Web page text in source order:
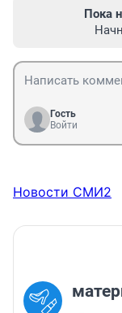
Пока
Гость
Войти
Новости СМИ2